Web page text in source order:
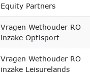
Equity Partners
Vragen Wethouder RO
inzake Optisport
Vragen Wethouder RO
inzake Leisurelands